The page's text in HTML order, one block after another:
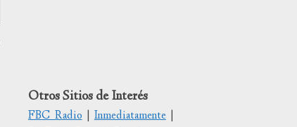
Otros Sitios de Interés
FBC Radio|Inmediatamente|